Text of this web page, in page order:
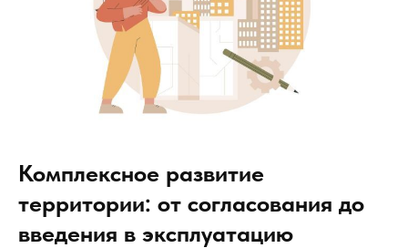
Комплексное развитие
территории: от согласования до
введения в эксплуатацию